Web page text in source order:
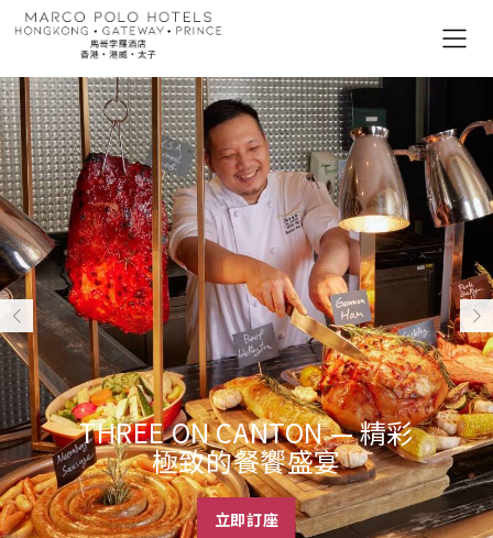
THREE ON CANTON — 精彩
極致的餐饗盛宴
立即訂座